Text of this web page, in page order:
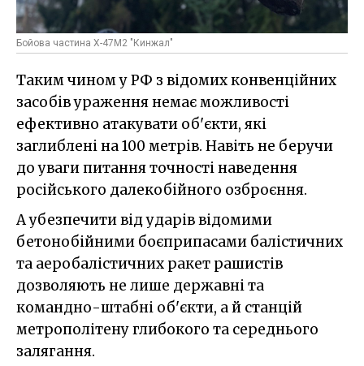
Бойова частина Х-47М2 "Кинжал"
Таким чином у РФ з відомих конвенційних
засобів ураження немає можливості
ефективно атакувати об'єкти, які
заглиблені на 100 метрів. Навіть не беручи
до уваги питання точності наведення
російського далекобійного озброєння.
А убезпечити від ударів відомими
бетонобійними боєприпасами балістичних
та аеробалістичних ракет рашистів
дозволяють не лише державні та
командно-штабні об'єкти, а й станцій
метрополітену глибокого та середнього
залягання.